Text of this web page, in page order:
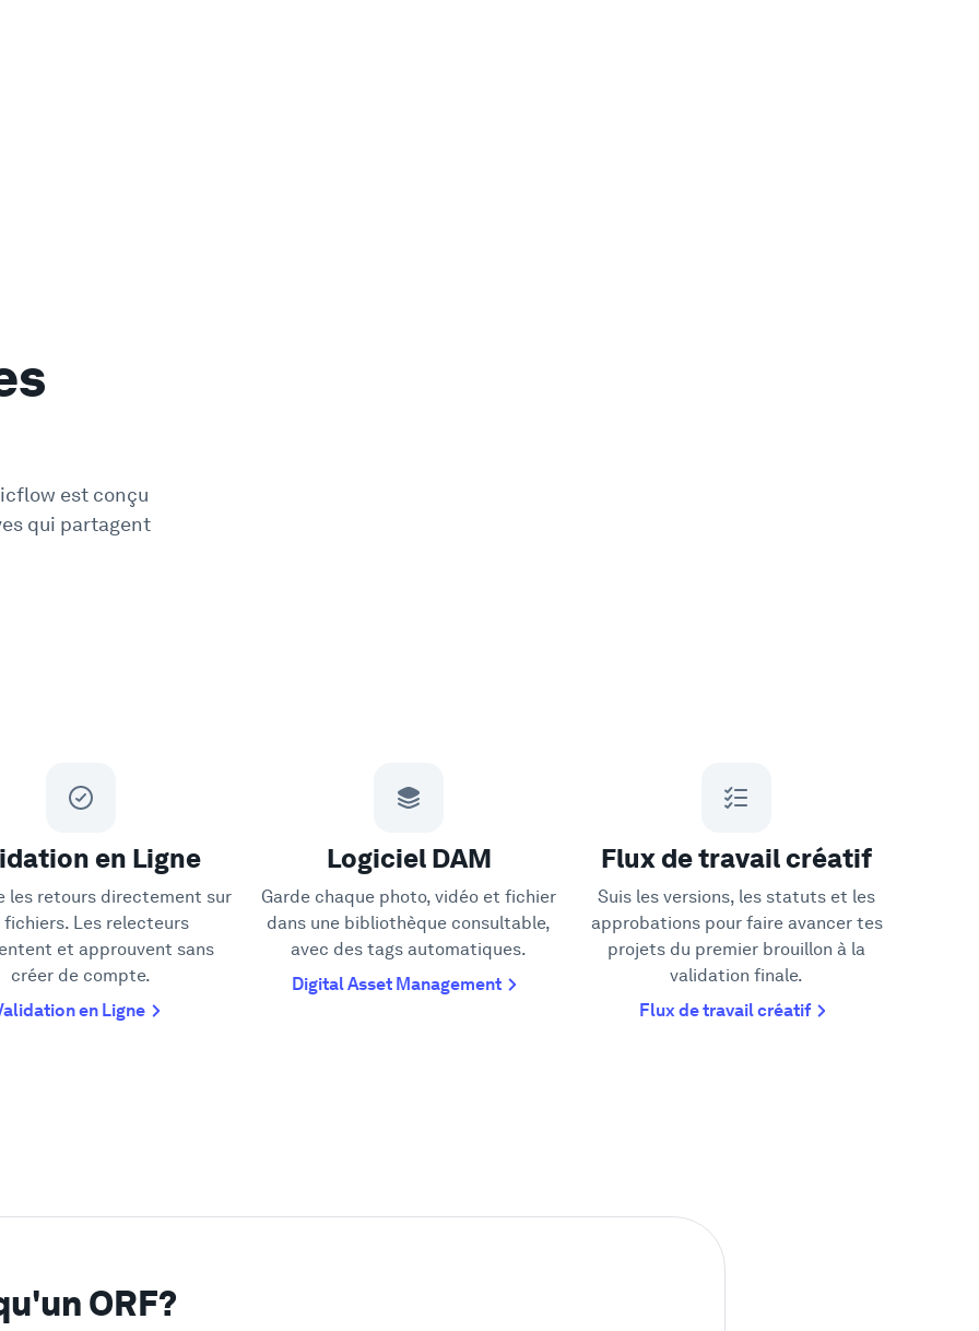
est conçu
qui partagent
en Ligne
les retours directement sur
Les relecteurs
et approuvent sans
créer de compte.
en Ligne
Logiciel DAM
Garde chaque photo, vidéo et fichier
dans une bibliothèque consultable,
avec des tags automatiques.
Digital Asset Management
Flux de travail créatif
Suis les versions, les statuts et les
approbations pour faire avancer tes
projets du premier brouillon à la
validation finale.
Flux de travail créatif
ORF?